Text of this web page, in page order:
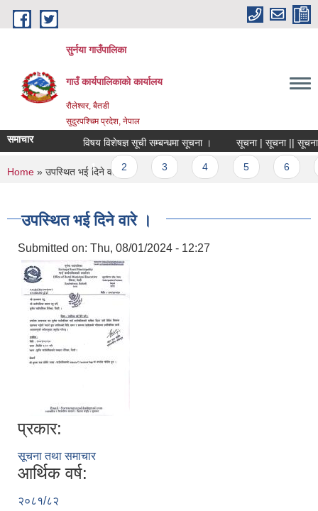
Skip to main content
सुर्नया गाउँपालिका
गाउँ कार्यपालिकाकाे कार्यालय
रौलेश्वर, बैतडी
सुदुरपश्चिम प्रदेश, नेपाल
समाचार विषय विशेषज्ञ सूची सम्बन्धमा सूचना । सूचना | सूचना || सूचना
Pages
1 2 3 4 5 6
You are here
Home » उपस्थित भई दिने वारे ।
उपस्थित भई दिने वारे ।
Submitted on: Thu, 08/01/2024 - 12:27
प्रकार:
सूचना तथा समाचार
आर्थिक वर्ष:
२०८१/८२